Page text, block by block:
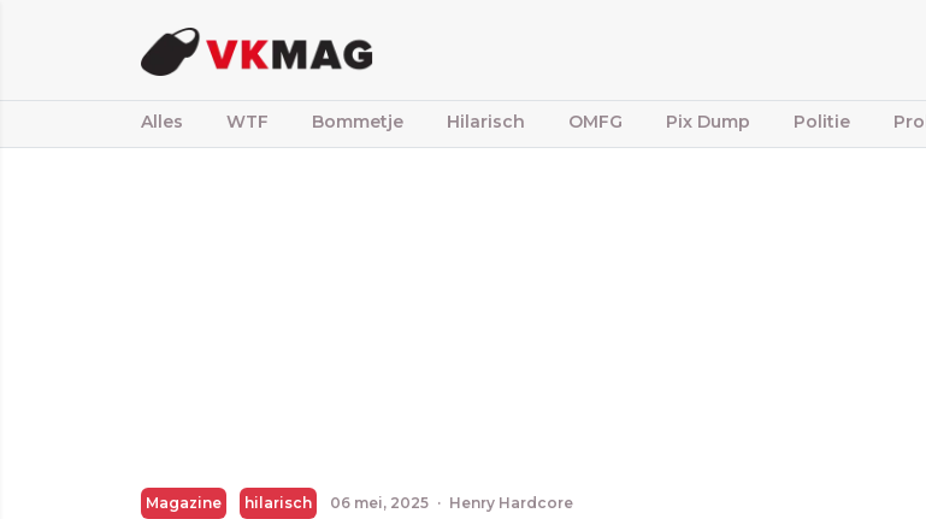
Alles WTF Bommetje Hilarisch OMFG Pix Dump Politie
Magazine hilarisch 06 mei, 2025 · Henry Hardcore